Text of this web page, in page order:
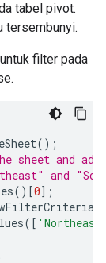
tabel pivot.
tersembunyi.
filter pada
();
sheet and
and
()[0];
([